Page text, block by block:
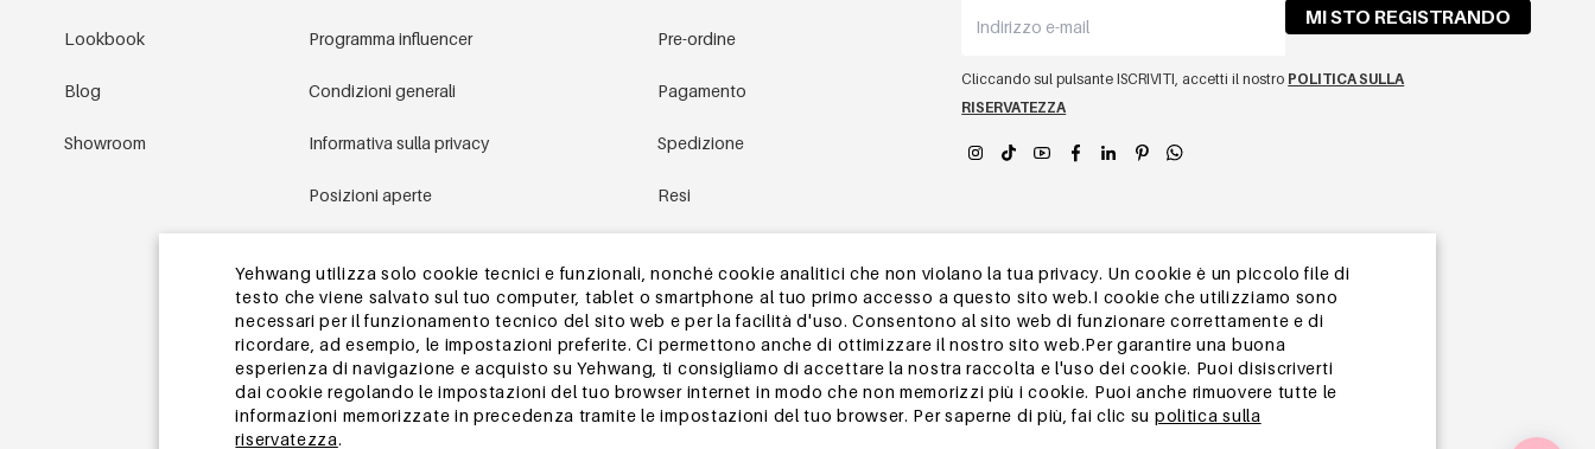
Yehwang utilizza solo cookie tecnici e funzionali, nonché cookie analitici che non violano la tua privacy. Un cookie è un piccolo file di
testo che viene salvato sul tuo computer, tablet o smartphone al tuo primo accesso a questo sito web.I cookie che utilizziamo sono
necessari per il funzionamento tecnico del sito web e per la facilità d'uso. Consentono al sito web di funzionare correttamente e di
ricordare, ad esempio, le impostazioni preferite. Ci permettono anche di ottimizzare il nostro sito web.Per garantire una buona
esperienza di navigazione e acquisto su Yehwang, ti consigliamo di accettare la nostra raccolta e l'uso dei cookie. Puoi disiscriverti
dai cookie regolando le impostazioni del tuo browser internet in modo che non memorizzi più i cookie. Puoi anche rimuovere tutte le
informazioni memorizzate in precedenza tramite le impostazioni del tuo browser. Per saperne di più, fai clic su politica sulla
riservatezza.
Lookbook
Blog
Showroom
Programma influencer
Condizioni generali
Informativa sulla privacy
Posizioni aperte
Mappa del sito
Pre-ordine
Pagamento
Spedizione
Resi
Altre domande
MI STO REGISTRANDO
Cliccando sul pulsante ISCRIVITI, accetti il ​​nostro POLITICA SULLA
RISERVATEZZA
YEHWANG app